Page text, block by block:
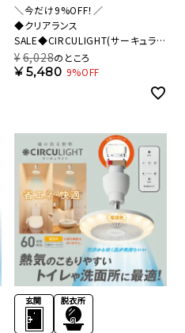
＼今だけ9%OFF！／
◆クリアランス
SALE◆CIRCULIGHT(サーキュライ
ト) ソケットシリーズ 引掛けモデル
調色タイプ ホワイト DSLH64CWH
¥6,028のところ
¥5,480 9%OFF